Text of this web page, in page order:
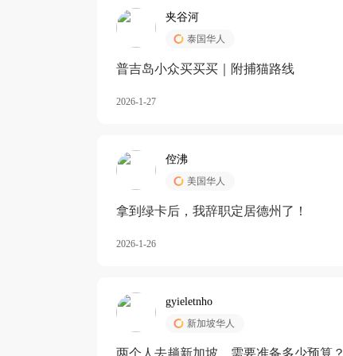
夹谷河
泰国华人
️普吉岛小众买买买｜附捕猫路线
2026-1-27
倥沸
美国华人
拿到绿卡后，我辞职定居德州了！
2026-1-26
gyieletnho
新加坡华人
两个人去趟新加坡，需要准备多少预算？